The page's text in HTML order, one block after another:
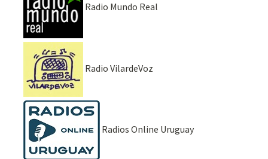
Radio Mundo Real
Radio VilardeVoz
Radios Online Uruguay